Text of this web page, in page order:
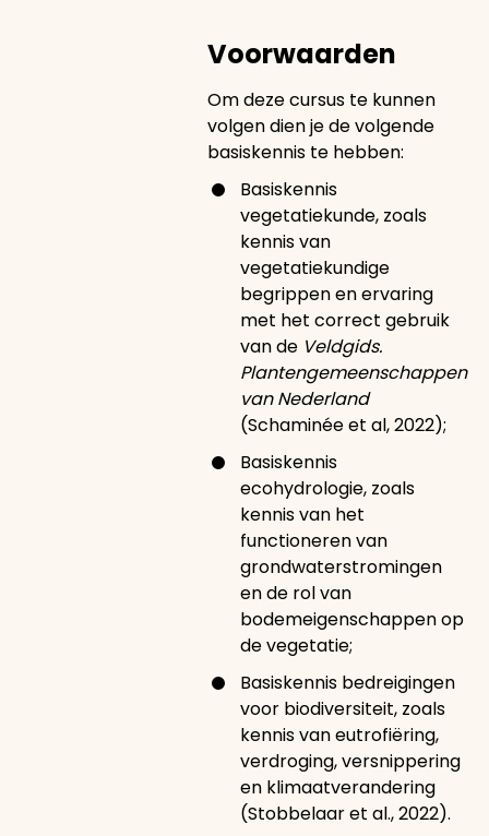
Voorwaarden
Om deze cursus te kunnen
volgen dien je de volgende
basiskennis te hebben:
Basiskennis
vegetatiekunde, zoals
kennis van
vegetatiekundige
begrippen en ervaring
met het correct gebruik
van de Veldgids.
Plantengemeenschappen
van Nederland
(Schaminée et al, 2022);
Basiskennis
ecohydrologie, zoals
kennis van het
functioneren van
grondwaterstromingen
en de rol van
bodemeigenschappen op
de vegetatie;
Basiskennis bedreigingen
voor biodiversiteit, zoals
kennis van eutrofiëring,
verdroging, versnippering
en klimaatverandering
(Stobbelaar et al., 2022).